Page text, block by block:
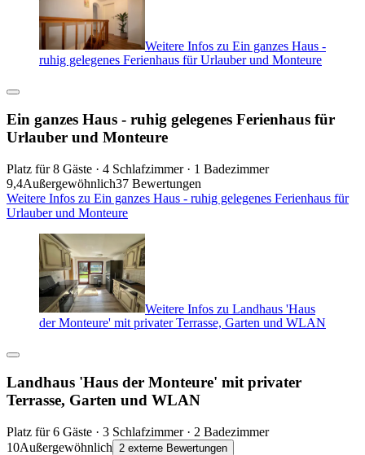
Weitere Infos zu Ein ganzes Haus -
ruhig gelegenes Ferienhaus für Urlauber und Monteure
Ein ganzes Haus - ruhig gelegenes Ferienhaus für
Urlauber und Monteure
Platz für 8 Gäste · 4 Schlafzimmer · 1 Badezimmer
9,4Außergewöhnlich37 Bewertungen
Weitere Infos zu Ein ganzes Haus - ruhig gelegenes Ferienhaus für
Urlauber und Monteure
Weitere Infos zu Landhaus 'Haus
der Monteure' mit privater Terrasse, Garten und WLAN
Landhaus 'Haus der Monteure' mit privater
Terrasse, Garten und WLAN
Platz für 6 Gäste · 3 Schlafzimmer · 2 Badezimmer
10Außergewöhnlich 2 externe Bewertungen